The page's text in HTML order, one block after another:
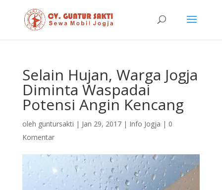
Selain Hujan, Warga Jogja
Diminta Waspadai
Potensi Angin Kencang
oleh guntursakti | Jan 29, 2017| Info Jogja | 0
Komentar